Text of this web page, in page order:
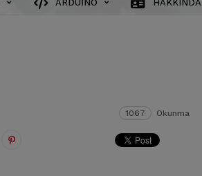
ARDUINO HAKKINDA
1067 Okunma